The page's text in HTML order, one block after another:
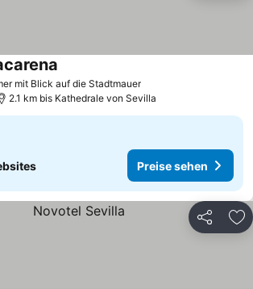
mit Blick auf die StadtmauerPreise sehen
2.1 km bis Kathedrale von Sevilla
Preise sehen
Teilen